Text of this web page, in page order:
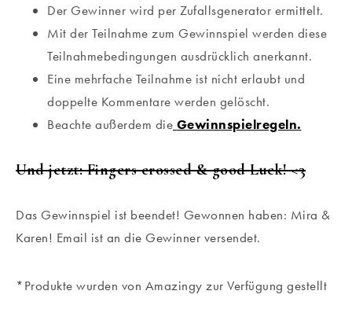
Der Gewinner wird per Zufallsgenerator ermittelt.
Mit der Teilnahme zum Gewinnspiel werden diese
Teilnahmebedingungen ausdrücklich anerkannt.
Eine mehrfache Teilnahme ist nicht erlaubt und
doppelte Kommentare werden gelöscht.
Beachte außerdem die Gewinnspielregeln.
Und jetzt: Fingers crossed & good Luck! <3
Das Gewinnspiel ist beendet! Gewonnen haben: Mira &
Karen! Email ist an die Gewinner versendet.
*Produkte wurden von Amazingy zur Verfügung gestellt